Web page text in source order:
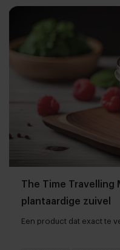
The Time Travelling
plantaardige zuivel
Een product dat exact te